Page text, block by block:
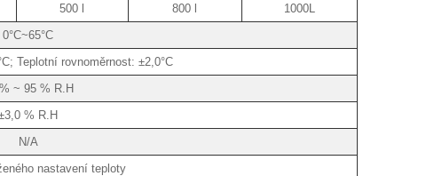
500 l 800 l 1000L
0°C~65°C
Teplotní rovnoměrnost: ±2,0°C
~ 95 % R.H
% R.H
N/A
nastavení teploty